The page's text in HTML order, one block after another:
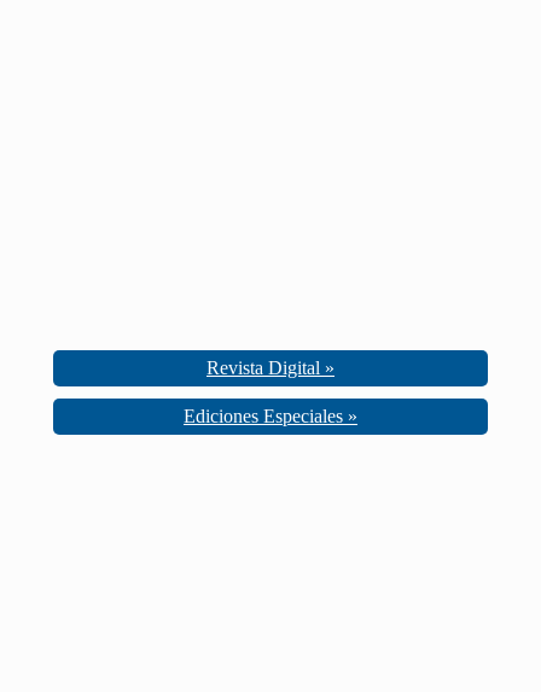
Revista Digital »
Ediciones Especiales »